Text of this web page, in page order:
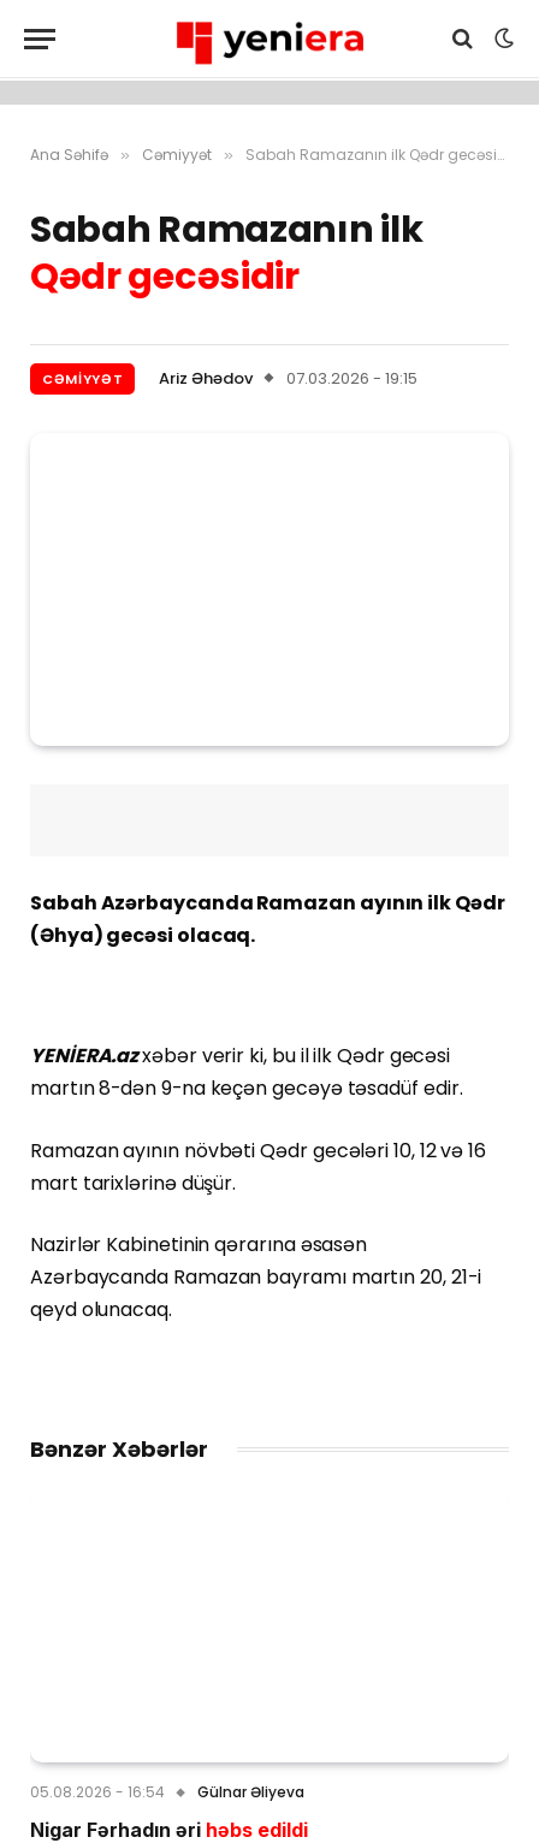
Ana Səhifə » Cəmiyyət » Sabah Ramazanın ilk Qədr gecəsidir
Sabah Ramazanın ilk
Qədr gecəsidir
CƏMIYYƏT Ariz Əhədov 07.03.2026 - 19:15
Sabah Azərbaycanda Ramazan ayının ilk Qədr
(Əhya) gecəsi olacaq.
YENİERA.azxəbər verir ki, bu il ilk Qədr gecəsi
martın 8-dən 9-na keçən gecəyə təsadüf edir.
Ramazan ayının növbəti Qədr gecələri 10, 12 və 16
mart tarixlərinə düşür.
Nazirlər Kabinetinin qərarına əsasən
Azərbaycanda Ramazan bayramı martın 20, 21-i
qeyd olunacaq.
Bənzər Xəbərlər
05.08.2026 - 16:54 Gülnar Əliyeva
Nigar Fərhadın əri həbs edildi